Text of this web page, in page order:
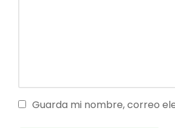
Guarda mi nombre, correo